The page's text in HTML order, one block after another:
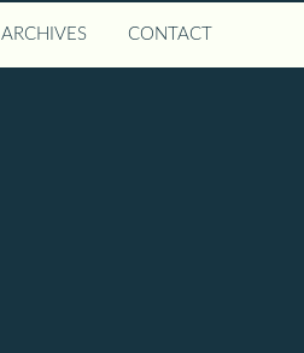
ARCHIVES CONTACT